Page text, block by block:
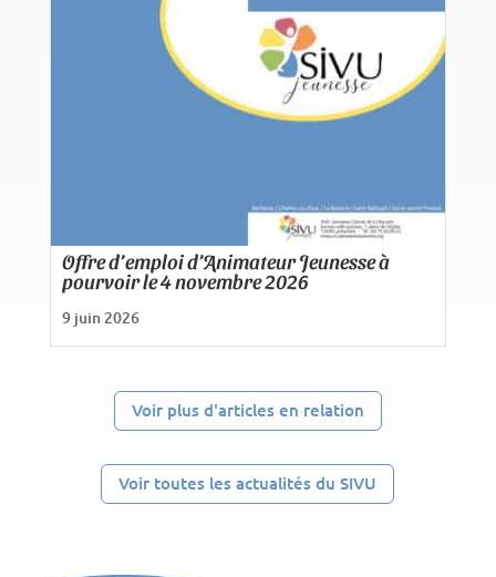
Offre d’emploi d’Animateur Jeunesse à
pourvoir le 4 novembre 2026
9 juin 2026
Voir plus d'articles en relation
Voir toutes les actualités du SIVU